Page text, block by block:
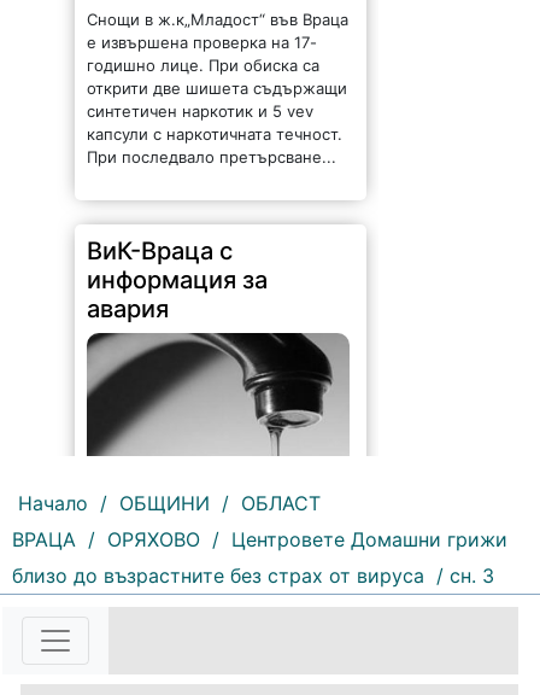
Снощи в ж.к„Младост“ във Враца
е извършена проверка на 17-
годишно лице. При обиска са
открити две шишета съдържащи
синтетичен наркотик и 5 vev
капсули с наркотичната течност.
При последвало претърсване...
ВиК-Враца с
информация за
авария
204 | 2026-08-07 10:31:48
"Водоснабдяване и канализация“
ООД – Враца уведомява своите
възникнала аварийна ситуация е
спряно водоподаването в
Начало / ОБЩИНИ / ОБЛАСТ
ВРАЦА / ОРЯХОВО / Центровете Домашни грижи
близо до възрастните без страх от вируса / сн. 3